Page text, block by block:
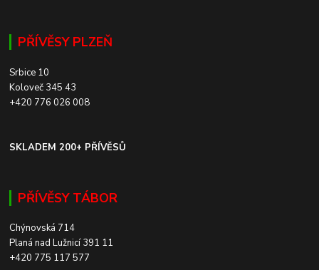
PŘÍVĚSY PLZEŇ
Srbice 10
Koloveč 345 43
+420 776 026 008
SKLADEM 200+ PŘÍVĚSŮ
PŘÍVĚSY TÁBOR
Chýnovská 714
Planá nad Lužnicí 391 11
+420 775 117 577